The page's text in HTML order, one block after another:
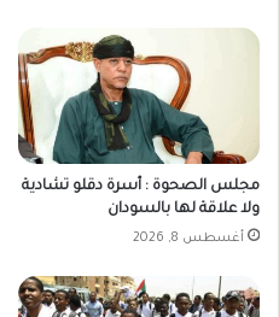
مجلس الصحوة : أسرة دقلو تشادية
ولا علاقة لها بالسودان
أغسطس 8, 2026